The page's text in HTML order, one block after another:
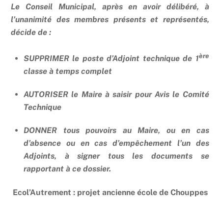
Le Conseil Municipal, après en avoir délibéré, à
l’unanimité des membres présents et représentés,
décide de :
SUPPRIMER le poste d’Adjoint technique de 1ère
classe à temps complet
AUTORISER le Maire à saisir pour Avis le Comité
Technique
DONNER tous pouvoirs au Maire, ou en cas
d’absence ou en cas d’empêchement l’un des
Adjoints, à signer tous les documents se
rapportant à ce dossier.
Ecol’Autrement : projet ancienne école de Chouppes